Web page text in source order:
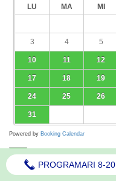
LU
MA MI
3 4 5
10 11 12
17 18 19
24 25 26
31
Powered by Booking Calendar
09
- Zile de consultatie
PROGRAMARI 8-20